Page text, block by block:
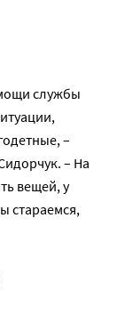
службы
–
– На
вещей, у
стараемся,